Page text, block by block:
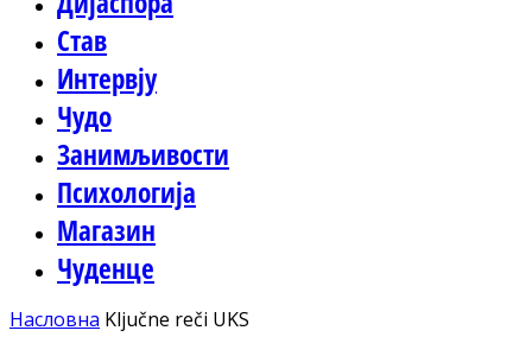
Став
Интервју
Чудо
Занимљивости
Психологија
Магазин
Чуденце
Насловна Ključne reči UKS